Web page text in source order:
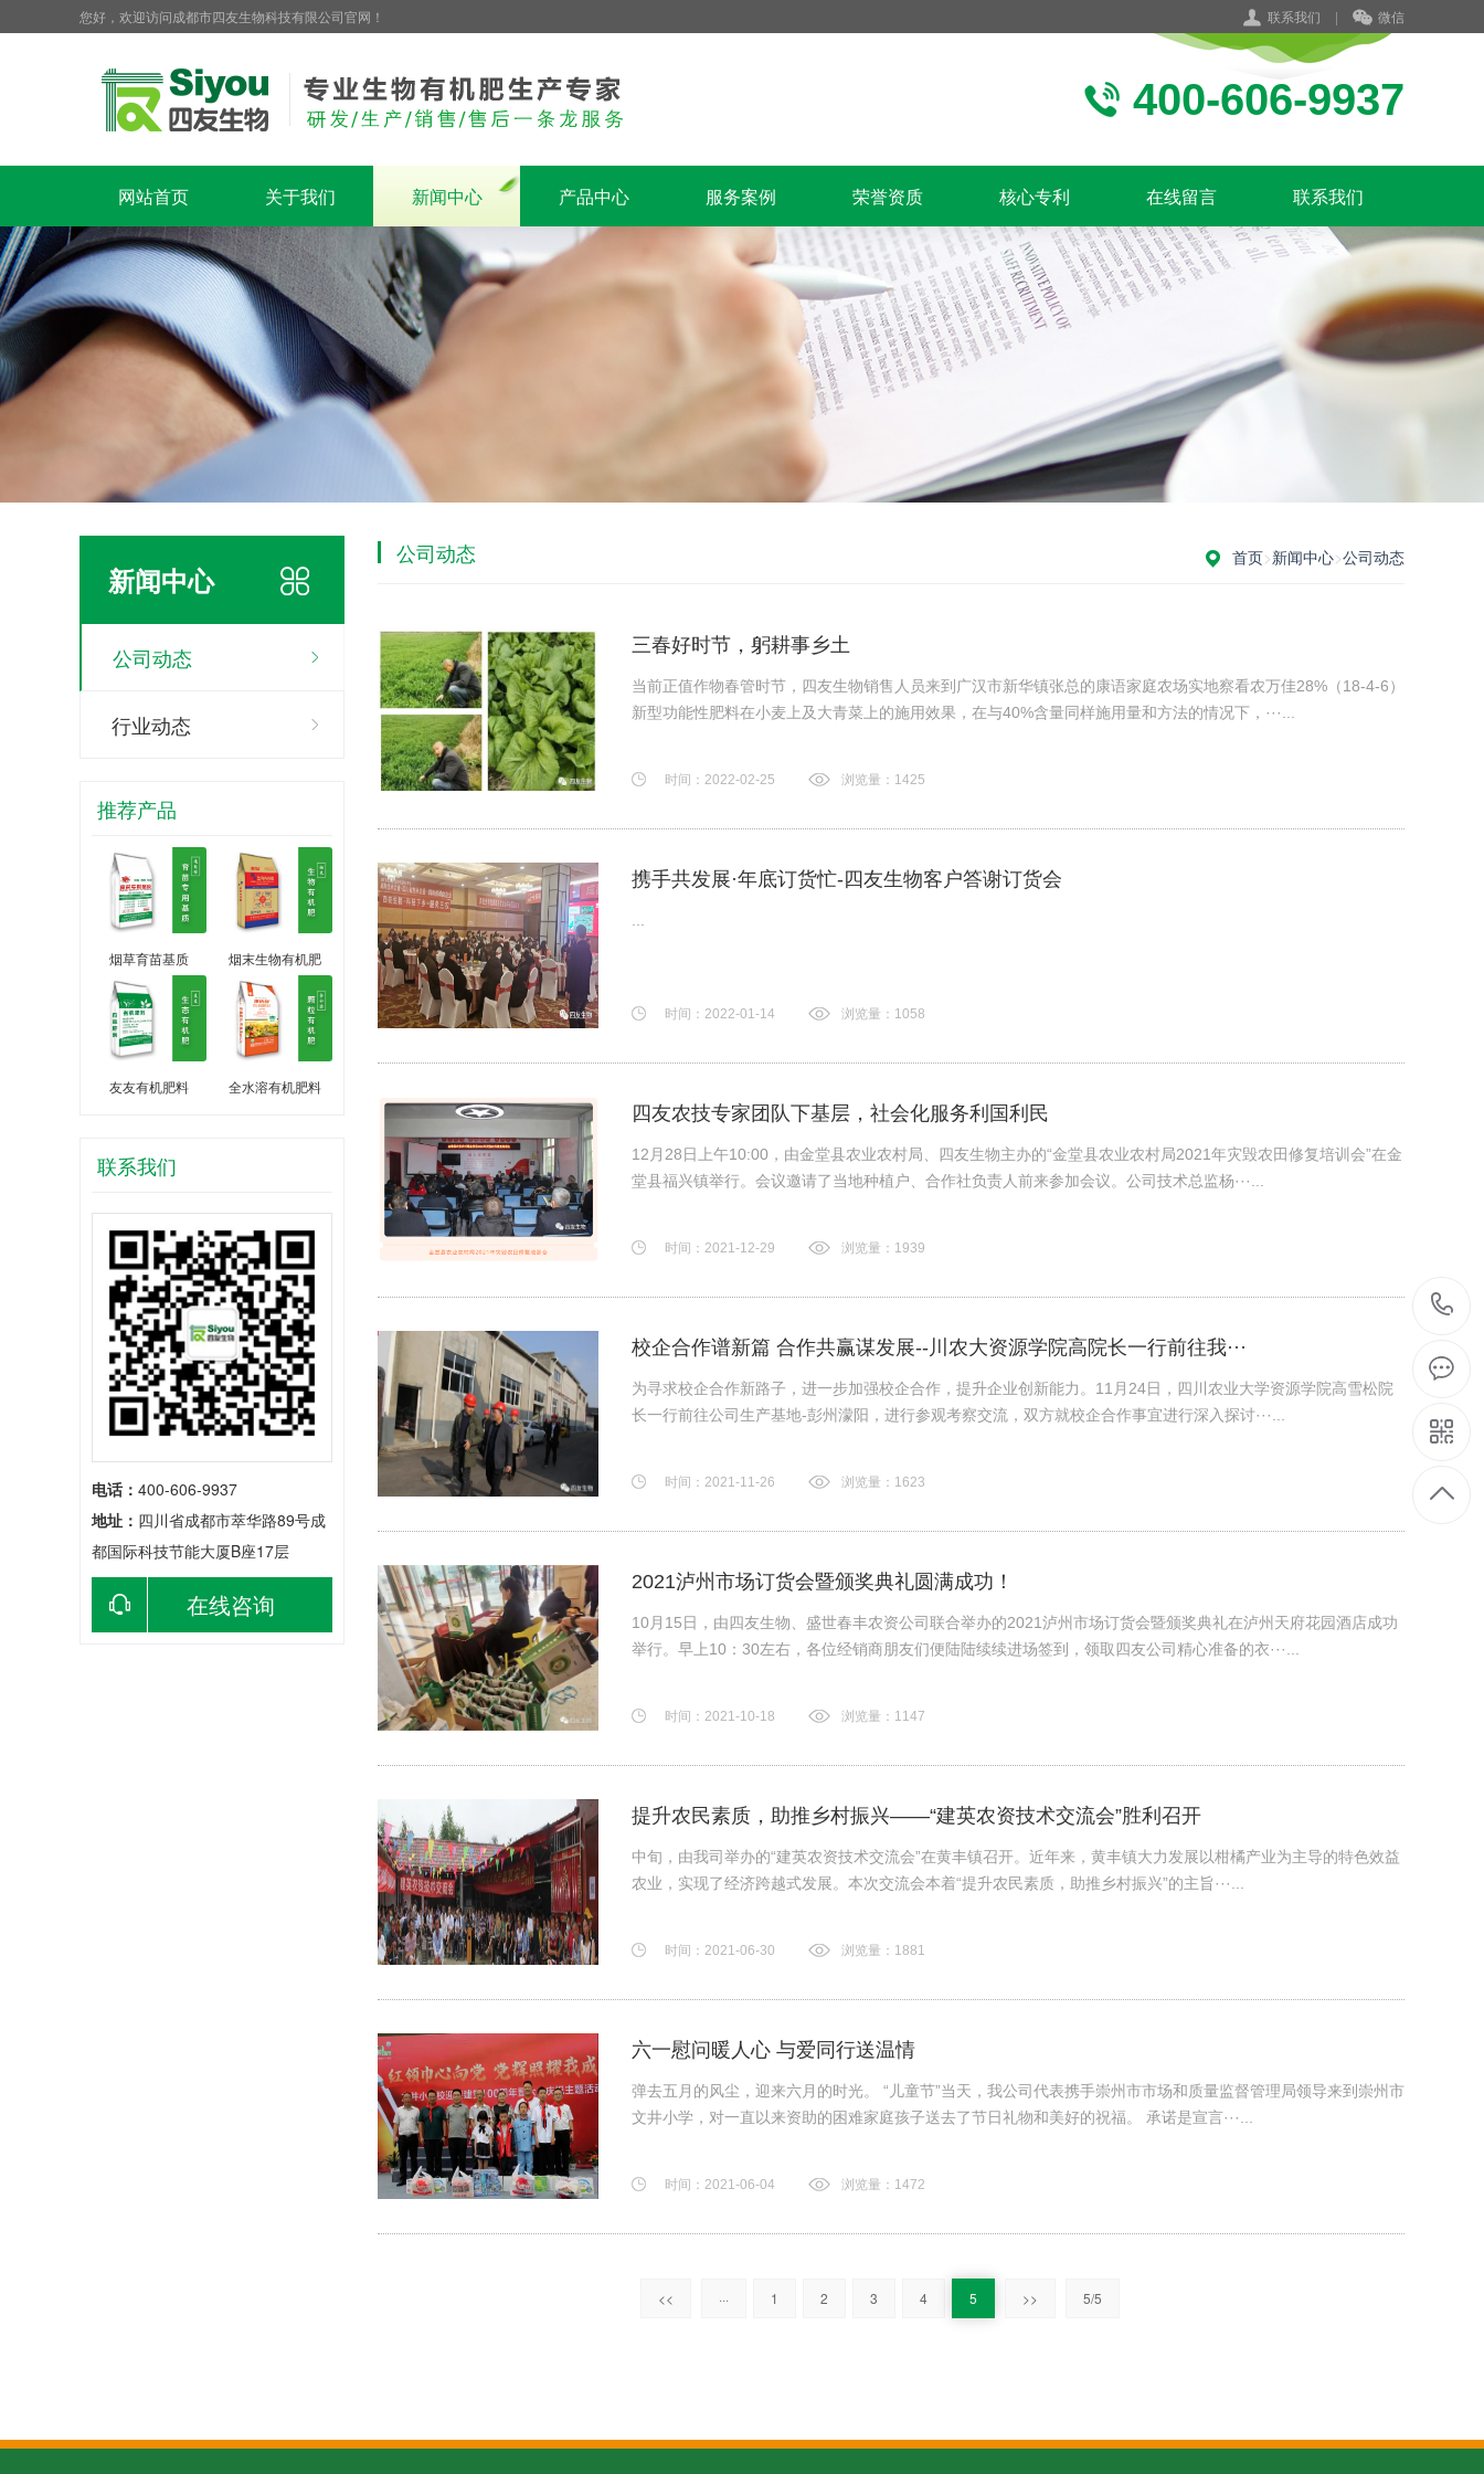
联系我们 | 微信
您好，欢迎访问成都市四友生物科技有限公司官网！
400-606-9937
网站首页 关于我们 新闻中心 产品中心 服务案例 荣誉资质 核心专利 在线留言 联系我们
新闻中心
公司动态
行业动态
推荐产品
烟草育苗基质 烟末生物有机肥
友友有机肥料 全水溶有机肥料
联系我们
电话： 400-606-9937
地址： 四川省成都市萃华路89号成
都国际科技节能大厦B座17层
在线咨询
首页>新闻中心>公司动态
公司动态
三春好时节，躬耕事乡土
当前正值作物春管时节，四友生物销售人员来到广汉市新华镇张总的康语家庭农场实地察看农万佳28%（18-4-6）
新型功能性肥料在小麦上及大青菜上的施用效果，在与40%含量同样施用量和方法的情况下，···...
时间：2022-02-25 浏览量：1425
携手共发展·年底订货忙-四友生物客户答谢订货会
时间：2022-01-14 浏览量：1058
四友农技专家团队下基层，社会化服务利国利民
12月28日上午10:00，由金堂县农业农村局、四友生物主办的“金堂县农业农村局2021年灾毁农田修复培训会”在金
堂县福兴镇举行。会议邀请了当地种植户、合作社负责人前来参加会议。公司技术总监杨···...
时间：2021-12-29 浏览量：1939
校企合作谱新篇 合作共赢谋发展--川农大资源学院高院长一行前往我···
为寻求校企合作新路子，进一步加强校企合作，提升企业创新能力。11月24日，四川农业大学资源学院高雪松院
长一行前往公司生产基地-彭州濛阳，进行参观考察交流，双方就校企合作事宜进行深入探讨···...
时间：2021-11-26 浏览量：1623
2021泸州市场订货会暨颁奖典礼圆满成功！
10月15日，由四友生物、盛世春丰农资公司联合举办的2021泸州市场订货会暨颁奖典礼在泸州天府花园酒店成功
举行。早上10：30左右，各位经销商朋友们便陆陆续续进场签到，领取四友公司精心准备的衣···...
时间：2021-10-18 浏览量：1147
提升农民素质，助推乡村振兴——“建英农资技术交流会”胜利召开
中旬，由我司举办的“建英农资技术交流会”在黄丰镇召开。近年来，黄丰镇大力发展以柑橘产业为主导的特色效益
农业，实现了经济跨越式发展。本次交流会本着“提升农民素质，助推乡村振兴”的主旨···...
时间：2021-06-30 浏览量：1881
六一慰问暖人心 与爱同行送温情
弹去五月的风尘，迎来六月的时光。 “儿童节”当天，我公司代表携手崇州市市场和质量监督管理局领导来到崇州市
文井小学，对一直以来资助的困难家庭孩子送去了节日礼物和美好的祝福。 承诺是宣言···...
时间：2021-06-04 浏览量：1472
<< ··· 1 2 3 4 5 >> 5/5